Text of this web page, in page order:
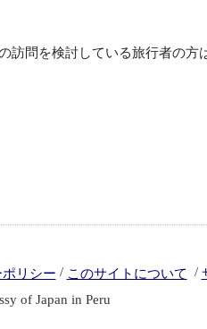
問を検討している旅行者の方
リシー / このサイトについて /
of Japan in Peru